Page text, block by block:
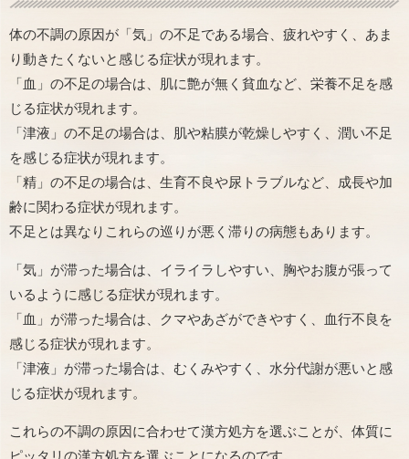
体の不調の原因が「気」の不足である場合、疲れやすく、あま
り動きたくないと感じる症状が現れます。
「血」の不足の場合は、肌に艶が無く貧血など、栄養不足を感
じる症状が現れます。
「津液」の不足の場合は、肌や粘膜が乾燥しやすく、潤い不足
を感じる症状が現れます。
「精」の不足の場合は、生育不良や尿トラブルなど、成長や加
齢に関わる症状が現れます。
不足とは異なりこれらの巡りが悪く滞りの病態もあります。
「気」が滞った場合は、イライラしやすい、胸やお腹が張って
いるように感じる症状が現れます。
「血」が滞った場合は、クマやあざができやすく、血行不良を
感じる症状が現れます。
「津液」が滞った場合は、むくみやすく、水分代謝が悪いと感
じる症状が現れます。
これらの不調の原因に合わせて漢方処方を選ぶことが、体質に
ピッタリの漢方処方を選ぶことになるのです。